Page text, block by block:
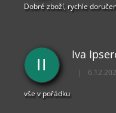
Dobré zboží, rychle
II
Iva
Hodnocení
|
vše v pořádku